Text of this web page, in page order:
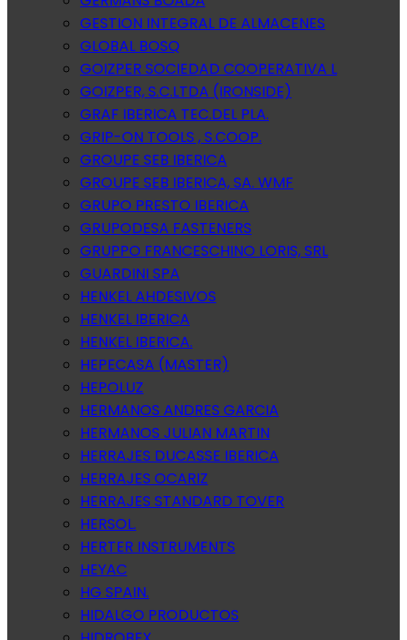
GESTION INTEGRAL DE ALMACENES
GLOBAL BOSQ
GOIZPER SOCIEDAD COOPERATIVA L
GOIZPER, S.C.LTDA (IRONSIDE)
GRAF IBERICA TEC.DEL PLA.
GRIP-ON TOOLS , S.COOP.
GROUPE SEB IBERICA
GROUPE SEB IBERICA, SA. WMF
GRUPO PRESTO IBERICA
GRUPODESA FASTENERS
GRUPPO FRANCESCHINO LORIS, SRL
GUARDINI SPA
HENKEL AHDESIVOS
HENKEL IBERICA
HENKEL IBERICA.
HEPECASA (MASTER)
HEPOLUZ
HERMANOS ANDRES GARCIA
HERMANOS JULIAN MARTIN
HERRAJES DUCASSE IBERICA
HERRAJES OCARIZ
HERRAJES STANDARD TOVER
HERSOL.
HERTER INSTRUMENTS
HEYAC
HG SPAIN.
HIDALGO PRODUCTOS